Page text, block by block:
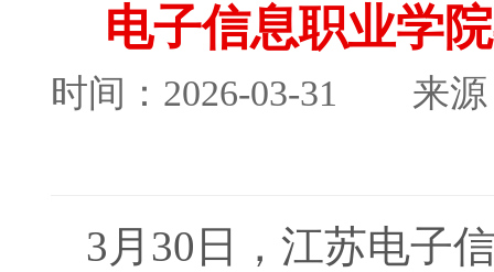
电子信息职业学
时间：2026-03-31 来
3月30日，江苏电子